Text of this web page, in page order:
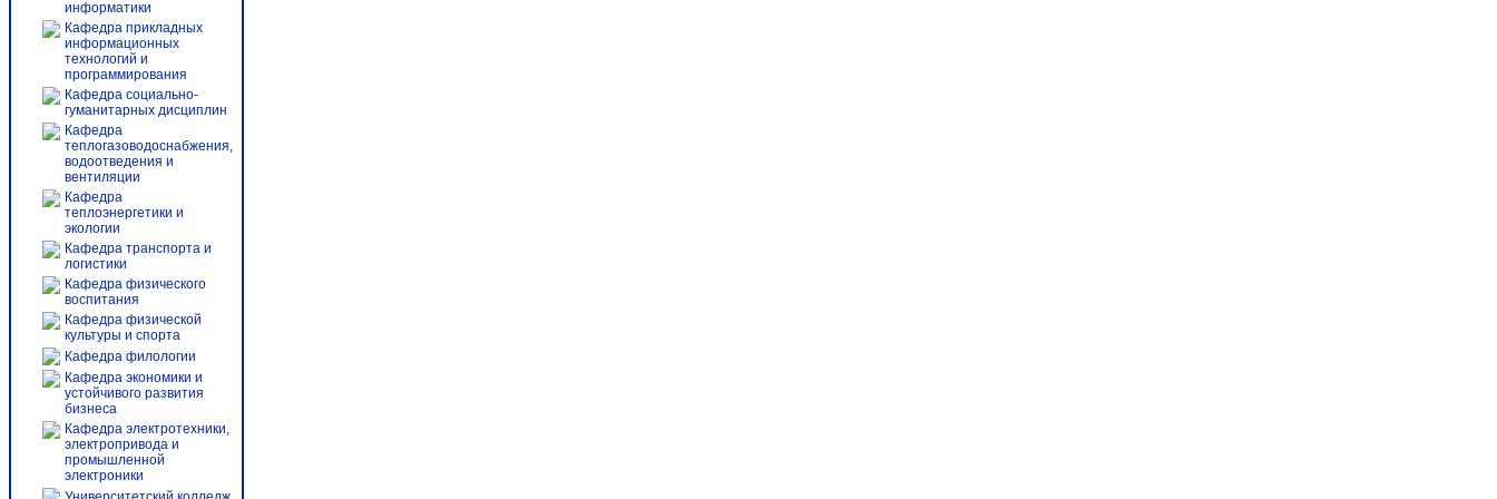
информатики
Кафедра прикладных
информационных
технологий и
программирования
Кафедра социально-
гуманитарных дисциплин
Кафедра
теплогазоводоснабжения,
водоотведения и
вентиляции
Кафедра
теплоэнергетики и
экологии
Кафедра транспорта и
логистики
Кафедра физического
воспитания
Кафедра физической
культуры и спорта
Кафедра филологии
Кафедра экономики и
устойчивого развития
бизнеса
Кафедра электротехники,
электропривода и
промышленной
электроники